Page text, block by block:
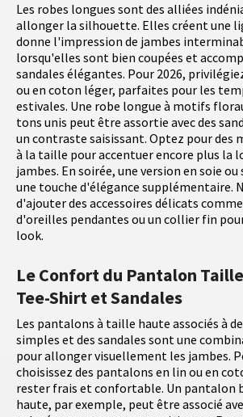
Les robes longues sont des alliées
allonger la silhouette. Elles créent une
donne l'impression de jambes
lorsqu'elles sont bien coupées et
sandales élégantes. Pour 2026,
ou en coton léger, parfaites pour les
estivales. Une robe longue à motifs
tons unis peut être assortie avec des
un contraste saisissant. Optez pour des
à la taille pour accentuer encore plus la
jambes. En soirée, une version en soie
une touche d'élégance supplémentaire.
d'ajouter des accessoires délicats
d'oreilles pendantes ou un collier fin
look.
Le Confort du Pantalon
Tee-Shirt et Sandales
Les pantalons à taille haute associés à
simples et des sandales sont une
pour allonger visuellement les jambes.
choisissez des pantalons en lin ou en
rester frais et confortable. Un pantalon
haute, par exemple, peut être associé